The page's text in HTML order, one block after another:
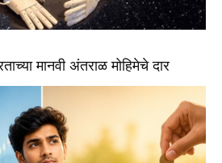
मानवी अंतराळ मोहिमेचे दार